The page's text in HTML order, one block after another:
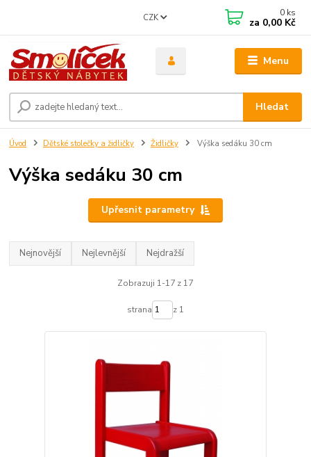
Menu
CZK
Hledat
0 ks
za 0,00 Kč
Úvod Dětské stolečky a židličky Židličky Výška sedáku 30 cm
Výška sedáku 30 cm
Upřesnit parametry
Nejnovější Nejlevnější Nejdražší
Zobrazuji 1-17 z 17
strana z 1